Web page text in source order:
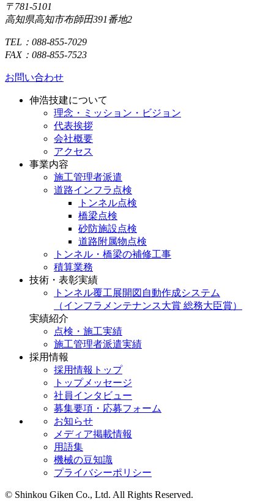
〒781-5101
高知県高知市布師田391番地2
TEL：088-855-7029
FAX：088-855-7523
お問い合わせ
伸浩技建について
理念・ミッション・ビジョン
代表挨拶
会社概要
アクセス
事業内容
施工管理者派遣
道路インフラ点検
トンネル点検
橋梁点検
砂防施設点検
道路附属物点検
トンネル・橋梁の補修工事
積算業務
技術・表彰実績
トンネル覆工展開図自動作成システム
（インフラメンテナンス大賞 総務大臣賞）
実績紹介
点検・施工実績
施工管理者派遣実績
採用情報
採用情報トップ
トップメッセージ
社員インタビュー
募集要項・応募フォーム
お知らせ
メディア掲載情報
用語集
機械の豆知識
プライバシーポリシー
© Shinkou Giken Co., Ltd. All Rights Reserved.